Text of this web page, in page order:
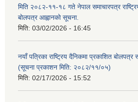
मिति २०८२-११-१८ गते नेपाल समाचारपत्र
बोलपत्र आह्वानको सूचना.
मिति: 03/02/2026 - 16:45
नयाँ पत्रिका राष्ट्रिय दैनिकमा प्रकाशित
(सूचना प्रकाशन मिति: २०८२/११/०५)
मिति: 02/17/2026 - 15:52